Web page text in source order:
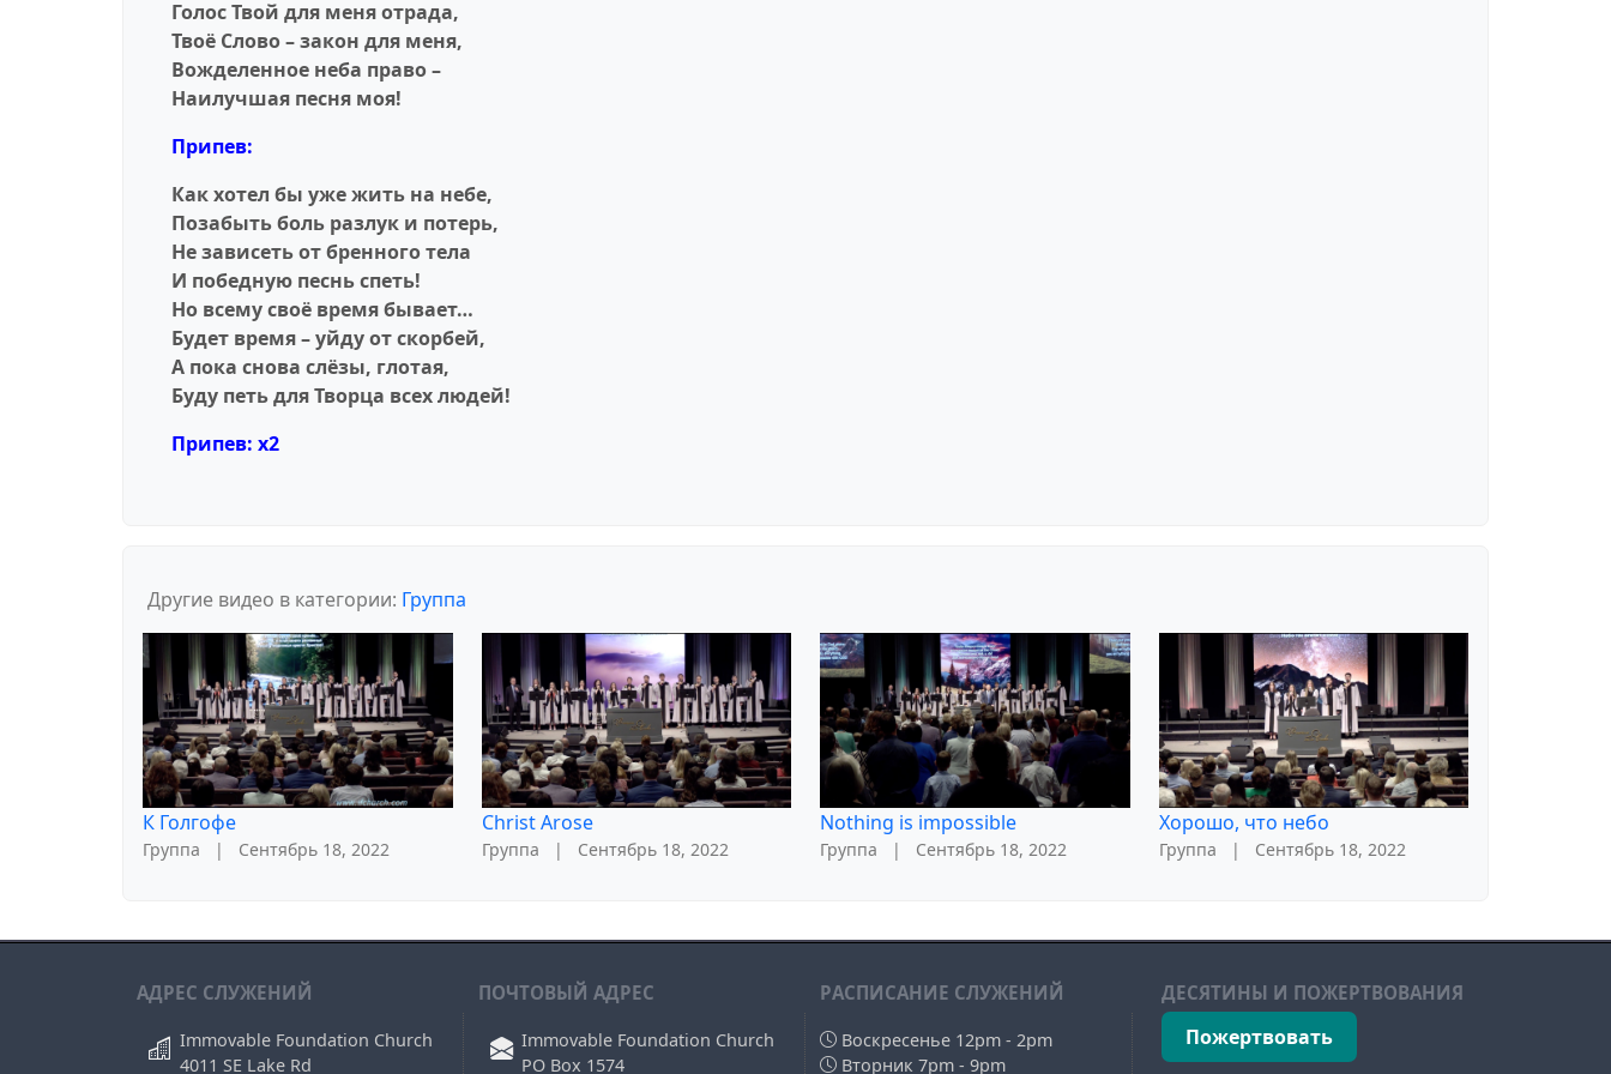
Голос Твой для меня отрада,
Твоё Слово – закон для меня,
Вожделенное неба право –
Наилучшая песня моя!
Припев:
Как хотел бы уже жить на небе,
Позабыть боль разлук и потерь,
Не зависеть от бренного тела
И победную песнь спеть!
Но всему своё время бывает…
Будет время – уйду от скорбей,
А пока снова слёзы, глотая,
Буду петь для Творца всех людей!
Припев: x2
Другие видео в категории: Группа
К Голгофе
Группа | Сентябрь 18, 2022
Christ Arose
Группа | Сентябрь 18, 2022
Nothing is impossible
Группа | Сентябрь 18, 2022
Хорошо, что небо
Группа | Сентябрь 18, 2022
АДРЕС СЛУЖЕНИЙ
Immovable Foundation Church
4011 SE Lake Rd
ПОЧТОВЫЙ АДРЕС
Immovable Foundation Church
PO Box 1574
РAСПИСАНИЕ СЛУЖЕНИЙ
Воскресенье 12pm - 2pm
Вторник 7pm - 9pm
ДЕСЯТИНЫ И ПОЖЕРТВОВАНИЯ
Пожертвовать